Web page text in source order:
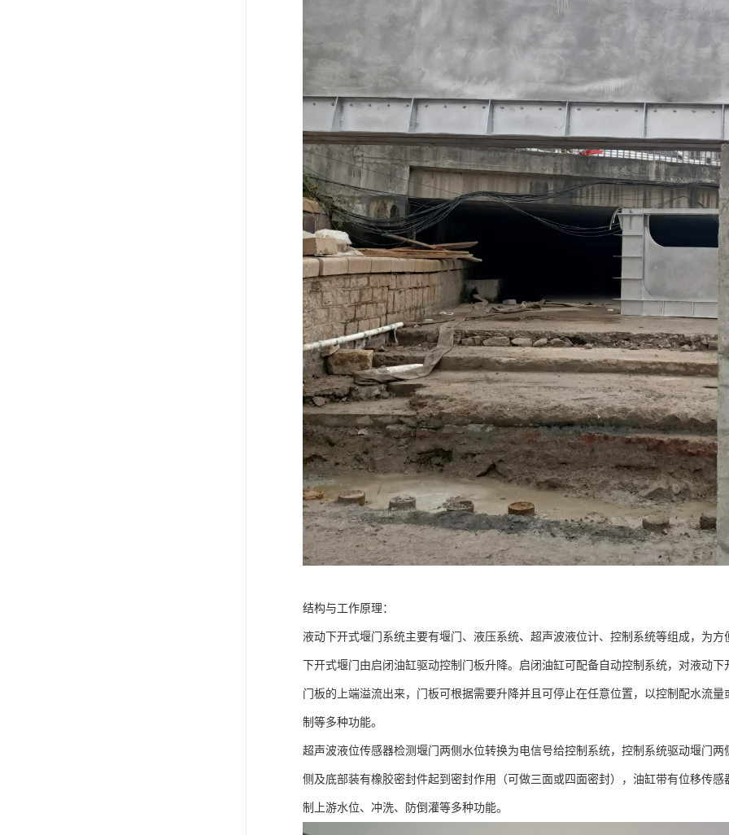
结构与工作原理：
液动下开式堰门系统主要有堰门、液压系统、超声波液位计、控制系统等组成，为
下开式堰门由启闭油缸驱动控制门板升降。启闭油缸可配备自动控制系统，对液动
门板的上端溢流出来，门板可根据需要升降并且可停止在任意位置，以控制配水流
制等多种功能。
超声波液位传感器检测堰门两侧水位转换为电信号给控制系统，控制系统驱动堰门
侧及底部装有橡胶密封件起到密封作用（可做三面或四面密封），油缸带有位移传
制上游水位、冲洗、防倒灌等多种功能。